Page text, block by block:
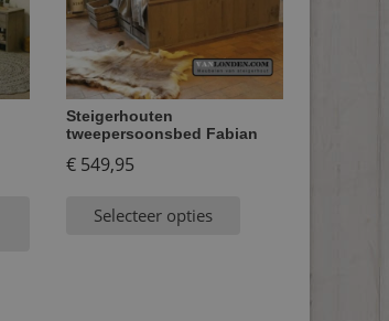
Steigerhouten
tweepersoonsbed Fabian
€ 549,95
Selecteer opties